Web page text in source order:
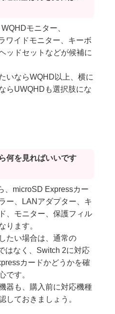
モニター、
ワイドモニター、キーボ
ッドセットなどが候補に
いならWQHD以上、横に
らUWQHDも選択肢にな
何を見ればいいです
、microSD Expressカー
ー、LANアダプター、キ
、モニター、保護フィル
ります。
たい場合は、通常の
はなく、Switch 2に対応
カードかどうかを確
です。
器も、購入前に対応機種
しておきましょう。